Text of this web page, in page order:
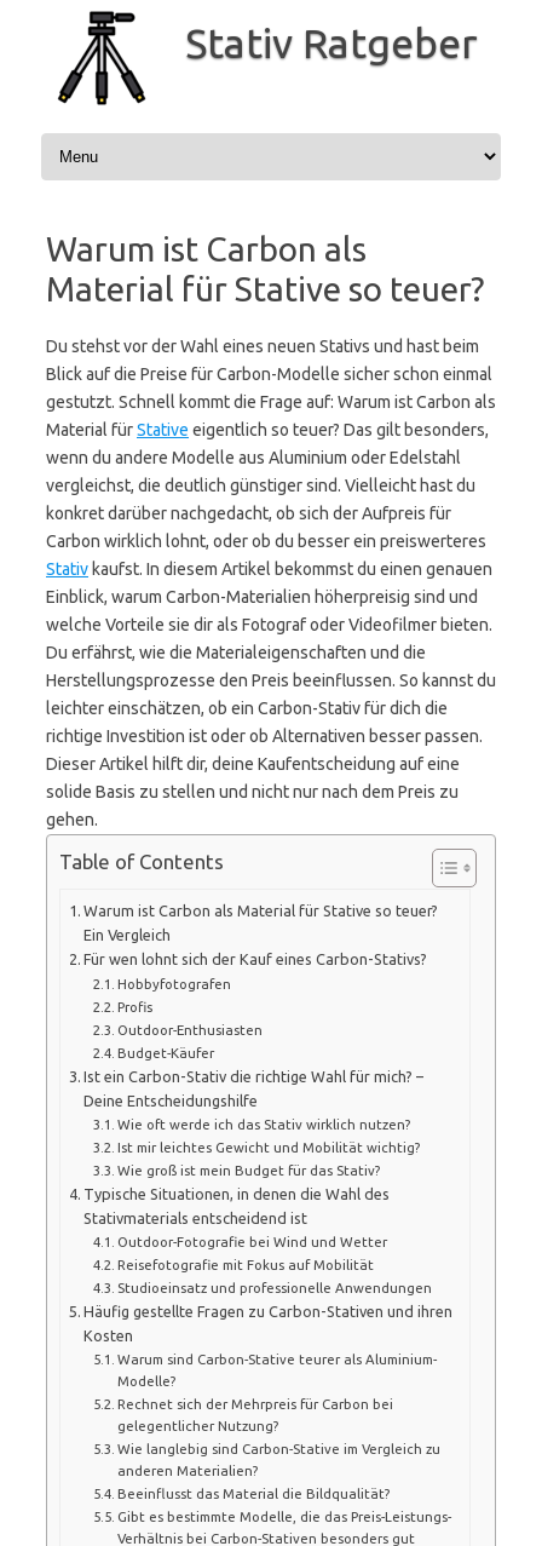
springen
Stativ Ratgeber
Warum ist Carbon als
Material für Stative so teuer?
Du stehst vor der Wahl eines neuen Stativs und hast beim
Blick auf die Preise für Carbon-Modelle sicher schon einmal
gestutzt. Schnell kommt die Frage auf: Warum ist Carbon als
Material fürStative eigentlich so teuer? Das gilt besonders,
wenn du andere Modelle aus Aluminium oder Edelstahl
vergleichst, die deutlich günstiger sind. Vielleicht hast du
konkret darüber nachgedacht, ob sich der Aufpreis für
Carbon wirklich lohnt, oder ob du besser ein preiswerteres
Stativ kaufst. In diesem Artikel bekommst du einen genauen
Einblick, warum Carbon-Materialien höherpreisig sind und
welche Vorteile sie dir als Fotograf oder Videofilmer bieten.
Du erfährst, wie die Materialeigenschaften und die
Herstellungsprozesse den Preis beeinflussen. So kannst du
leichter einschätzen, ob ein Carbon-Stativ für dich die
richtige Investition ist oder ob Alternativen besser passen.
Dieser Artikel hilft dir, deine Kaufentscheidung auf eine
solide Basis zu stellen und nicht nur nach dem Preis zu
gehen.
Table of Contents
Warum ist Carbon als Material für Stative so teuer?
Ein Vergleich
Für wen lohnt sich der Kauf eines Carbon-Stativs?
Hobbyfotografen
Profis
Outdoor-Enthusiasten
Budget-Käufer
Ist ein Carbon-Stativ die richtige Wahl für mich? –
Deine Entscheidungshilfe
Wie oft werde ich das Stativ wirklich nutzen?
Ist mir leichtes Gewicht und Mobilität wichtig?
Wie groß ist mein Budget für das Stativ?
Typische Situationen, in denen die Wahl des
Stativmaterials entscheidend ist
Outdoor-Fotografie bei Wind und Wetter
Reisefotografie mit Fokus auf Mobilität
Studioeinsatz und professionelle Anwendungen
Häufig gestellte Fragen zu Carbon-Stativen und ihren
Kosten
Warum sind Carbon-Stative teurer als Aluminium-
Modelle?
Rechnet sich der Mehrpreis für Carbon bei
gelegentlicher Nutzung?
Wie langlebig sind Carbon-Stative im Vergleich zu
anderen Materialien?
Beeinflusst das Material die Bildqualität?
Gibt es bestimmte Modelle, die das Preis-Leistungs-
Verhältnis bei Carbon-Stativen besonders gut